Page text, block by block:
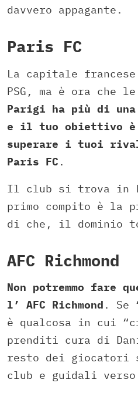
davvero appagante.
Paris FC
La capitale
PSG, ma è ora che
Parigi ha più di
e il tuo obiettivo è
superare i tuoi
Paris FC .
Il club si trova in
primo compito è la
di che, il dominio
AFC Richmond
Non potremmo fare
l’ AFC Richmond . Se
è qualcosa in cui
prenditi cura di
resto dei giocatori
club e guidali